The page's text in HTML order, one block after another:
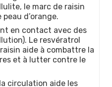
le marc de raisin
d’orange.
en contact avec des
Le resvératrol
aide à combattre la
et à lutter contre le
circulation aide les